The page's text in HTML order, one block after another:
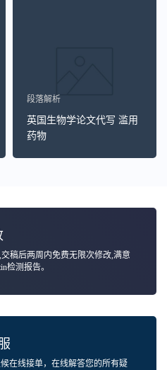
段落解析
英国生物学论文代写 滥用
药物
稿后两周内免费无限次修改,满意
检测报告。
在线接单，在线解答您的所有疑